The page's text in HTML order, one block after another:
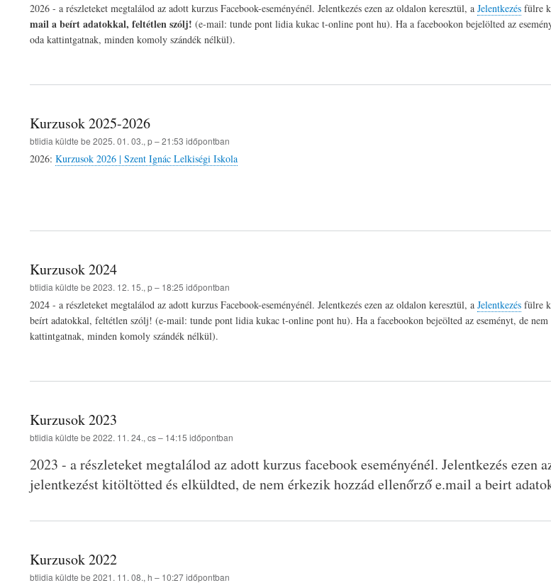
2026 - a részleteket megtalálod az adott kurzus Facebook-eseményénél. Jelentkezés ezen az oldalon keresztül, a Jelentkezés fülre
mail a beírt adatokkal, feltétlen szólj! (e-mail: tunde pont lidia kukac t-online pont hu). Ha a facebookon bejelölted az
oda kattintgatnak, minden komoly szándék nélkül).
Kurzusok 2025-2026
btlidia küldte be 2025. 01. 03., p – 21:53 időpontban
2026: Kurzusok 2026 | Szent Ignác Lelkiségi Iskola
Kurzusok 2024
btlidia küldte be 2023. 12. 15., p – 18:25 időpontban
2024 - a részleteket megtalálod az adott kurzus Facebook-eseményénél. Jelentkezés ezen az oldalon keresztül, a Jelentkezés fülre
beírt adatokkal, feltétlen szólj! (e-mail: tunde pont lidia kukac t-online pont hu). Ha a facebookon bejeölted az eseményt, de
kattintgatnak, minden komoly szándék nélkül).
Kurzusok 2023
btlidia küldte be 2022. 11. 24., cs – 14:15 időpontban
2023 - a részleteket megtalálod az adott kurzus facebook eseményénél. Jelentkezés
jelentkezést kitöltötted és elküldted, de nem érkezik hozzád ellenőrző e.mail a beirt
Kurzusok 2022
btlidia küldte be 2021. 11. 08., h – 10:27időpontban